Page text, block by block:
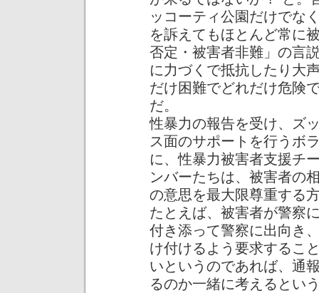
ッコーティ公園だけでな
を訴えてもほとんど常に
否定・被害者非難」の言
に力づくで抵抗したり大
だけ困難でどれだけ危険
だ。
性暴力の報告を受け、ズ
ス面のサポートを行うボ
に、性暴力被害者支援チ
ンバーたちは、被害者の
の意思を最大限尊重する
たとえば、被害者が警察
付き添って警察に出向き
け付けるよう要求するこ
いというのであれば、通
るのか一緒に考えるとい